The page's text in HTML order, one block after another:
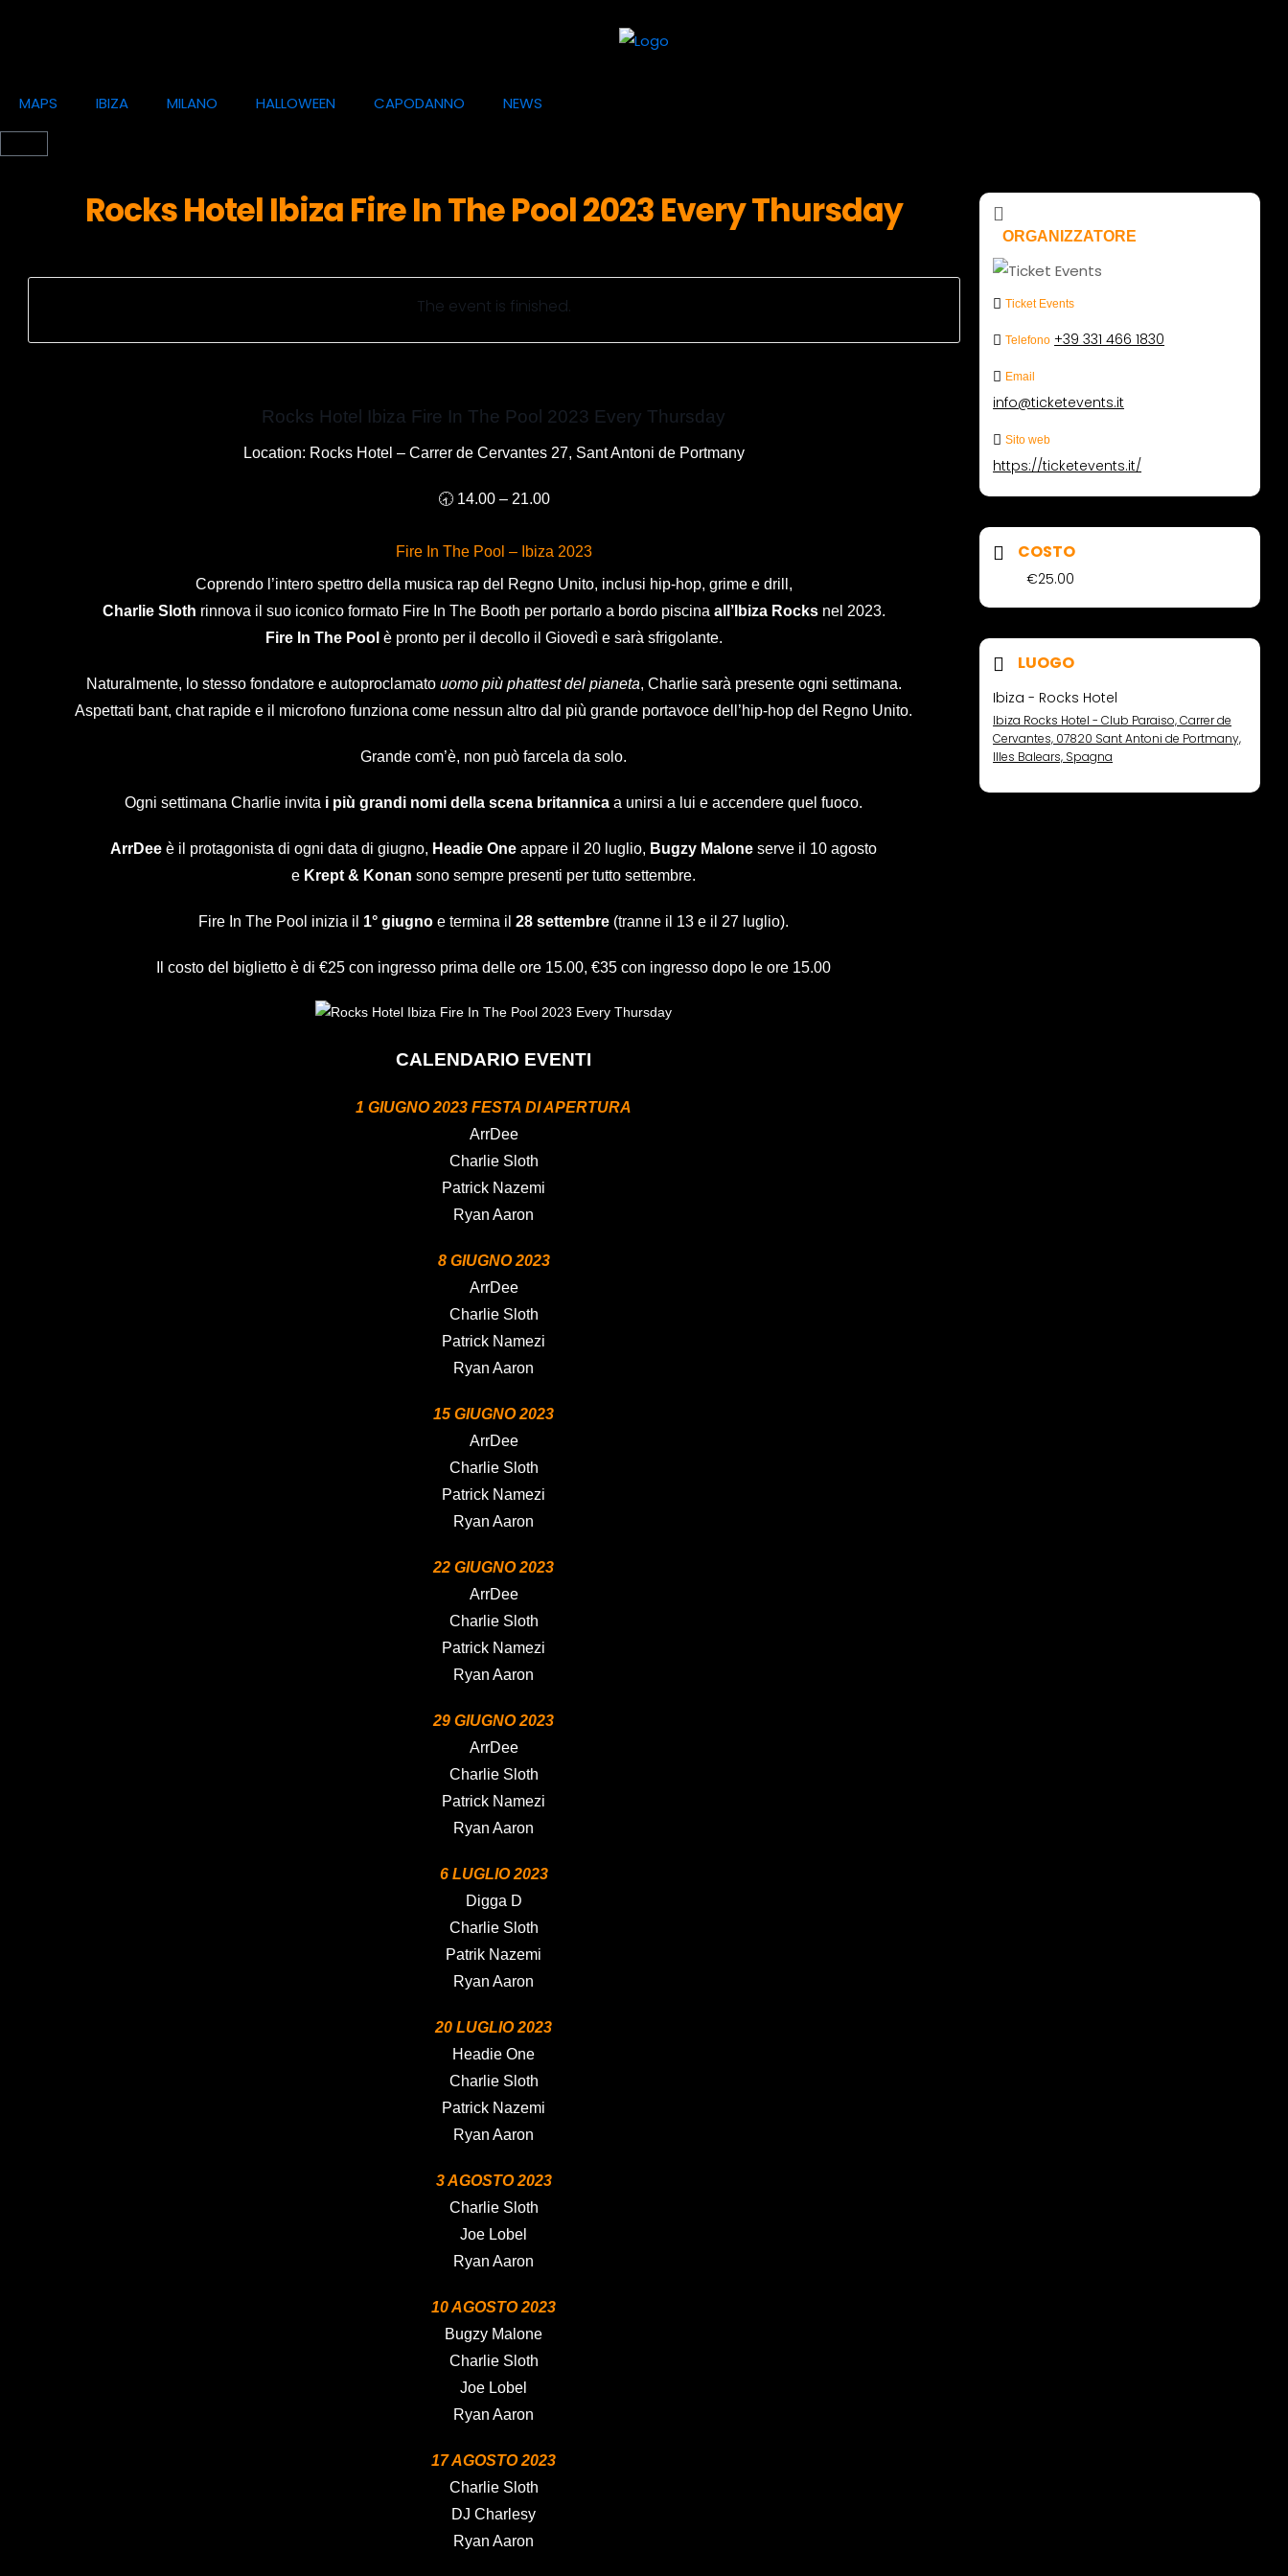
MAPS IBIZA MILANO HALLOWEEN CAPODANNO NEWS
Rocks Hotel Ibiza Fire In The Pool 2023 Every Thursday
The event is finished.
Rocks Hotel Ibiza Fire In The Pool 2023 Every Thursday
Location: Rocks Hotel – Carrer de Cervantes 27, Sant Antoni de Portmany
🕣 14.00 – 21.00
Fire In The Pool – Ibiza 2023
Coprendo l’intero spettro della musica rap del Regno Unito, inclusi hip-hop, grime e drill,
Charlie Sloth rinnova il suo iconico formato Fire In The Booth per portarlo a bordo piscina all’Ibiza Rocksnel 2023.
Fire In The Pool è pronto per il decollo il Giovedì e sarà sfrigolante.
Naturalmente, lo stesso fondatore e autoproclamato uomo più phattest del pianeta, Charlie sarà presente ogni settimana.
Aspettati bant, chat rapide e il microfono funziona come nessun altro dal più grande portavoce dell’hip-hop del Regno Unito.
Grande com’è, non può farcela da solo.
Ogni settimana Charlie invita i più grandi nomi della scena britannica a unirsi a lui e accendere quel fuoco.
ArrDee è il protagonista di ogni data di giugno, Headie One appare il 20 luglio, Bugzy Malone serve il 10 agosto
e Krept & Konan sono sempre presenti per tutto settembre.
Fire In The Pool inizia il 1° giugno e termina il28 settembre (tranne il 13 e il 27 luglio).
Il costo del biglietto è di €25 con ingresso prima delle ore 15.00, €35 con ingresso dopo le ore 15.00
CALENDARIO EVENTI
1 GIUGNO 2023 FESTA DI APERTURA
ArrDee
Charlie Sloth
Patrick Nazemi
Ryan Aaron
8 GIUGNO 2023
ArrDee
Charlie Sloth
Patrick Namezi
Ryan Aaron
15 GIUGNO 2023
ArrDee
Charlie Sloth
Patrick Namezi
Ryan Aaron
22 GIUGNO 2023
ArrDee
Charlie Sloth
Patrick Namezi
Ryan Aaron
29 GIUGNO 2023
ArrDee
Charlie Sloth
Patrick Namezi
Ryan Aaron
6 LUGLIO 2023
Digga D
Charlie Sloth
Patrik Nazemi
Ryan Aaron
20 LUGLIO 2023
Headie One
Charlie Sloth
Patrick Nazemi
Ryan Aaron
3 AGOSTO 2023
Charlie Sloth
Joe Lobel
Ryan Aaron
10 AGOSTO 2023
Bugzy Malone
Charlie Sloth
Joe Lobel
Ryan Aaron
17 AGOSTO 2023
Charlie Sloth
DJ Charlesy
Ryan Aaron
ORGANIZZATORE
Ticket Events
Telefono +39 331 466 1830
Email
info@ticketevents.it
Sito web
https://ticketevents.it/
COSTO
€25.00
LUOGO
Ibiza - Rocks Hotel
Ibiza Rocks Hotel - Club Paraiso, Carrer de
Cervantes, 07820 Sant Antoni de Portmany,
Illes Balears, Spagna